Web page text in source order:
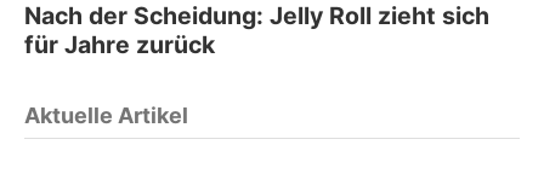
Nach der Scheidung: Jelly Roll zieht sich
für Jahre zurück
Aktuelle Artikel